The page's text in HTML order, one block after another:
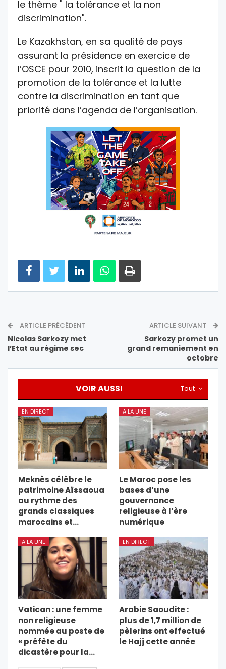
le thème " la tolérance et la non
discrimination".
Le Kazakhstan, en sa qualité de pays
assurant la présidence en exercice de
l’OSCE pour 2010, inscrit la question de la
promotion de la tolérance et la lutte
contre la discrimination en tant que
priorité dans l’agenda de l’organisation.
ARTICLE PRÉCÉDENT
Nicolas Sarkozy met
l’Etat au régime sec
ARTICLE SUIVANT
Sarkozy promet un
grand remaniement en
octobre
Tout
VOIR AUSSI
EN DIRECT
Meknès célèbre le
patrimoine Aïssaoua
au rythme des
grands classiques
marocains et…
A LA UNE
Le Maroc pose les
bases d’une
gouvernance
religieuse à l’ère
numérique
A LA UNE
Vatican : une femme
non religieuse
nommée au poste de
« préfète du
dicastère pour la…
EN DIRECT
Arabie Saoudite :
plus de 1,7 million de
pèlerins ont effectué
le Hajj cette année